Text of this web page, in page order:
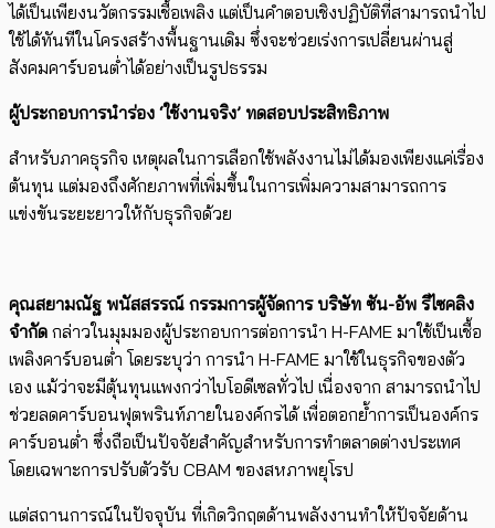
ได้เป็นเพียงนวัตกรรมเชื้อเพลิง แต่เป็นคำตอบเชิงปฏิบัติที่สามารถนำไป
ใช้ได้ทันทีในโครงสร้างพื้นฐานเดิม ซึ่งจะช่วยเร่งการเปลี่ยนผ่านสู่
สังคมคาร์บอนต่ำได้อย่างเป็นรูปธรรม
ผู้ประกอบการ​นำร่อง ‘ใช้งานจริง’ ทดสอบประสิทธิภาพ
สำหรับภาคธุรกิจ​​ เหตุผลในการเลือกใช้พลังงานไม่ได้มองเพียงแค่​เรื่อง
ต้นทุน แต่มองถึงศักยภาพที่เพิ่มขึ้นในการเพิ่มความสามารถ​การ
แข่งขัน​ระยะยาวให้กับธุรกิจด้วย
คุณสยามณัฐ พนัสสรรณ์ กรรมการผู้จัดการ บริษัท ซัน-อัพ รีไซคลิง
จำกัด กล่าวใน​มุมมอง​ผู้ประกอบการต่อการนำ H-FAME มาใช้เป็นเชื้อ
เพลิงคาร์บอนต่ำ โดยระบุว่า การนำ H-FAME มาใช้ในธุรกิจของตัว
เอง แม้ว่าจะมีตุ้นทุนแพงกว่าไบโอดีเซลทั่วไป เนื่องจาก สามารถนำไป
ช่วยลดคาร์บอนฟุตพรินท์ภายในองค์กรได้ เพื่อตอกย้ำการเป็นองค์กร
คาร์บอนต่ำ ซึ่งถือเป็นปัจจัยสำคัญสำหรับการทำตลาดต่างประเทศ
โดยเฉพาะการปรับตัวรับ CBAM ของสหภาพยุโรป
แต่สถานการณ์ในปัจจุบัน ที่เกิดวิกฤตด้านพลังงานทำให้ปัจจัยด้าน